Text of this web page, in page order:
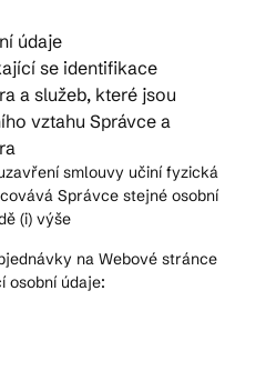
údaje
se identifikace
a služeb, které jsou
vztahu Správce a
smlouvy učiní fyzická
Správce stejné osobní
(i) výše
na Webové stránce
osobní údaje: